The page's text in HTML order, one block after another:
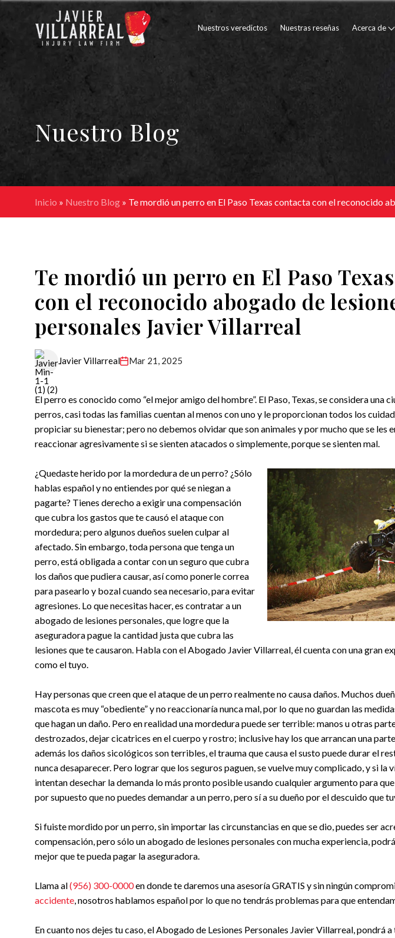
Nuestros veredictos Nuestras reseñas Acerca de
Nuestro Blog
Inicio » Nuestro Blog » Te mordió un perro en El Paso Texas contacta con el reconocido
Te mordió un perro en El Paso
con el reconocido abogado de
personales Javier Villarreal
Javier Villarreal Mar 21, 2025
El perro es conocido como “el mejor amigo del hombre”. El Paso, Texas, se considera una
perros, casi todas las familias cuentan al menos con uno y le proporcionan todos los
propiciar su bienestar; pero no debemos olvidar que son animales y por mucho que se les
reaccionar agresivamente si se sienten atacados o simplemente, porque se sienten mal.
¿Quedaste herido por la mordedura de un perro? ¿Sólo
hablas español y no entiendes por qué se niegan a
pagarte? Tienes derecho a exigir una compensación
que cubra los gastos que te causó el ataque con
mordedura; pero algunos dueños suelen culpar al
afectado. Sin embargo, toda persona que tenga un
perro, está obligada a contar con un seguro que cubra
los daños que pudiera causar, así como ponerle correa
para pasearlo y bozal cuando sea necesario, para evitar
agresiones. Lo que necesitas hacer, es contratar a un
abogado de lesiones personales, que logre que la
aseguradora pague la cantidad justa que cubra las
lesiones que te causaron. Habla con el Abogado Javier Villarreal, él cuenta con una gran
como el tuyo.
Hay personas que creen que el ataque de un perro realmente no causa daños. Muchos
mascota es muy “obediente” y no reaccionaría nunca mal, por lo que no guardan las
que hagan un daño. Pero en realidad una mordedura puede ser terrible: manos u otras
destrozados, dejar cicatrices en el cuerpo y rostro; inclusive hay los que arrancan una
además los daños sicológicos son terribles, el trauma que causa el susto puede durar el
nunca desaparecer. Pero lograr que los seguros paguen, se vuelve muy complicado, y si la
intentan desechar la demanda lo más pronto posible usando cualquier argumento para
por supuesto que no puedes demandar a un perro, pero sí a su dueño por el descuido que
Si fuiste mordido por un perro, sin importar las circunstancias en que se dio, puedes ser
compensación, pero sólo un abogado de lesiones personales con mucha experiencia,
mejor que te pueda pagar la aseguradora.
Llama al(956) 300-0000en donde te daremos una asesoría GRATIS y sin ningún
accidente, nosotros hablamos español por lo que no tendrás problemas para que
En cuanto nos dejes tu caso, el Abogado de Lesiones Personales Javier Villarreal, pondrá